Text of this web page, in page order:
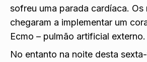
sofreu uma parada cardíaca. Os
chegaram a implementar um
Ecmo – pulmão artificial externo.
No entanto na noite desta